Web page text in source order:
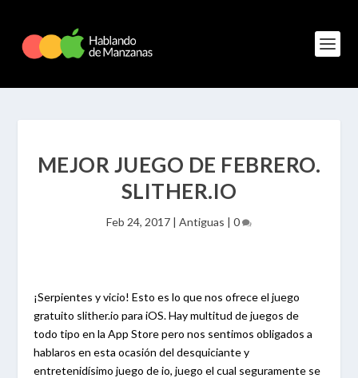
MEJOR JUEGO DE FEBRERO.
SLITHER.IO
Feb 24, 2017 | Antiguas | 0
¡Serpientes y vicio! Esto es lo que nos ofrece el juego
gratuito slither.io para iOS. Hay multitud de juegos de
todo tipo en la App Store pero nos sentimos obligados a
hablaros en esta ocasión del desquiciante y
entretenidísimo juego de io, juego el cual seguramente se